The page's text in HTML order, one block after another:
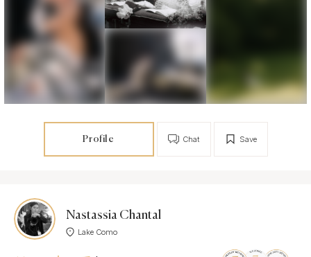
Profile Save
Chat
Nastassia Chantal
Lake Como